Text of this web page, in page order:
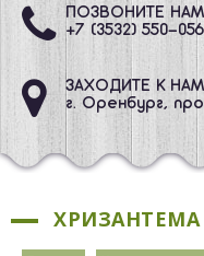
ПОЗВОНИТЕ
+7 (3532) 550-056
ЗАХОДИТЕ К
г. Оренбург,
ХРИЗАНТЕМА